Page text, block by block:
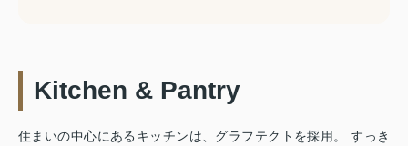
Kitchen & Pantry
住まいの中心にあるキッチンは、グラフテクトを採用。 すっき